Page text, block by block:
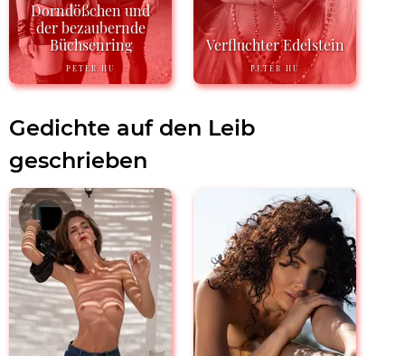
Dorndößchen und
der bezaubernde
Büchsenring
PETER HU
Verfluchter Edelstein
PETER HU
Gedichte auf den Leib
geschrieben